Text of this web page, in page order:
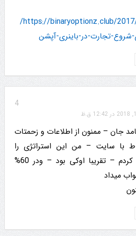
https://binaryoptionz.club/2017/07/04/
شروع-تجارت-در-باینری-آپشن
4
جان – ممنون از اطلاعات و زحمتات
با سایت – من این استراتژی را
امتحان کردم – تقریبا اوکی بود – ودر 60%
میداد